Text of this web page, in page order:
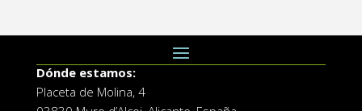
Dónde estamos:
Placeta de Molina, 4